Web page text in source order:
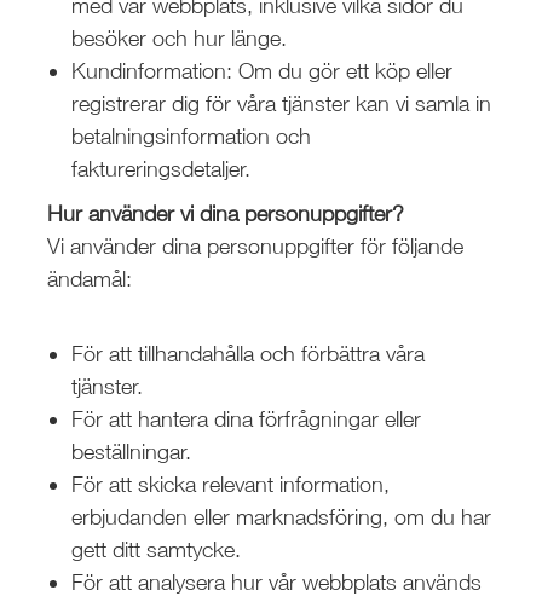
med vår webbplats, inklusive vilka sidor du
besöker och hur länge.
Kundinformation: Om du gör ett köp eller
registrerar dig för våra tjänster kan vi samla in
betalningsinformation och
faktureringsdetaljer.
Hur använder vi dina personuppgifter?
Vi använder dina personuppgifter för följande
ändamål:
För att tillhandahålla och förbättra våra
tjänster.
För att hantera dina förfrågningar eller
beställningar.
För att skicka relevant information,
erbjudanden eller marknadsföring, om du har
gett ditt samtycke.
För att analysera hur vår webbplats används